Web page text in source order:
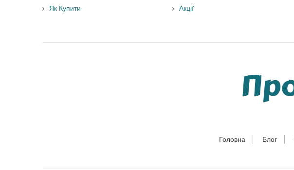
Як Купити
Акції
Головна Блог